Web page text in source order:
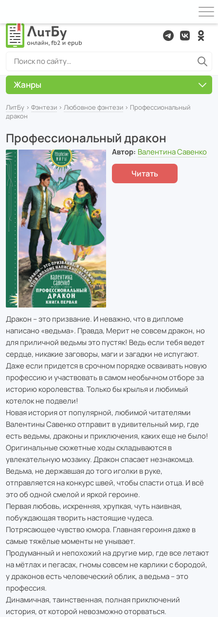
ЛитБу › Фэнтези › Любовное фэнтези › Профессиональный
дракон
Профессиональный дракон
Автор: Валентина Савенко
Читать
Дракон – это призвание. И неважно, что в дипломе
написано «ведьма». Правда, Мерит не совсем дракон, но
для приличной ведьмы это пустяк! Ведь если тебя ведет
сердце, никакие заговоры, маги и загадки не испугают.
Даже если придется в срочном порядке осваивать новую
профессию и участвовать в самом необычном отборе за
историю королевства. Только бы крылья и любимый
котелок не подвели!
Новая история от популярной, любимой читателями
Валентины Савенко отправит в удивительный мир, где
есть ведьмы, драконы и приключения, каких еще не было!
Оригинальные сюжетные ходы складываются в
увлекательную мозаику. Дракон спасает незнакомца.
Ведьма, не державшая до того иголки в руке,
отправляется на конкурс швей, чтобы спасти отца. И всё
это об одной смелой и яркой героине.
Первая любовь, искренняя, хрупкая, чуть наивная,
побуждающая творить настоящие чудеса.
Потрясающее чувство юмора. Главная героиня даже в
самые тяжёлые моменты не унывает.
Продуманный и непохожий на другие мир, где все летают
на мётлах и пегасах, гномы совсем не карлики с бородой,
у драконов есть человеческий облик, а ведьма – это
профессия.
Динамичная, таинственная, полная приключений
история, от которой невозможно оторваться.
Жанры